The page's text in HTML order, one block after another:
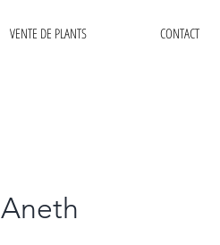
VENTE DE PLANTS CONTACT
Aneth